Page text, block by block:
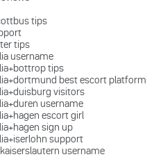
tips
tips
username
tips
best escort platform
visitors
username
escort girl
sign up
support
username